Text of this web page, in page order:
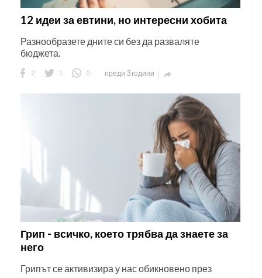
12 идеи за евтини, но интересни хобита
Разнообразете дните си без да разваляте
бюджета.
2 1 0 преди 3 години 
Грип - всичко, което трябва да знаете за
него
Грипът се активизира у нас обикновено през